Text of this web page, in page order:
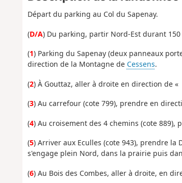
Départ du parking au Col du Sapenay.
(D/A) Du parking, partir Nord-Est durant 150
(1) Parking du Sapenay (deux panneaux
direction de la Montagne de Cessens.
(2) À Gouttaz, aller à droite en direction de «
(3) Au carrefour (cote 799), prendre en
(4) Au croisement des 4 chemins (cote
(5) Arriver aux Eculles (cote 943), prendre la
s'engage plein Nord, dans la prairie puis
(6) Au Bois des Combes, aller à droite, en